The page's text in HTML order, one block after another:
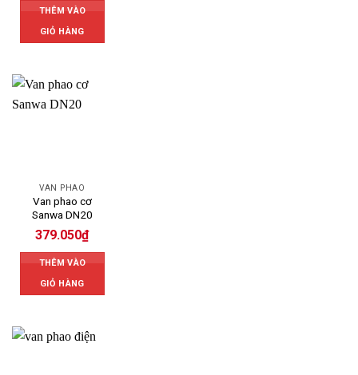
THÊM VÀO
GIỎ HÀNG
VAN PHAO
Van phao cơ
Sanwa DN20
379.050₫
THÊM VÀO
GIỎ HÀNG